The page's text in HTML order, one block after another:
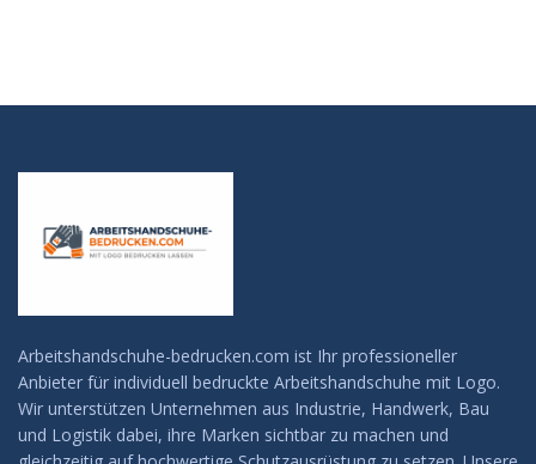
Arbeitshandschuhe-bedrucken.com ist Ihr professioneller
Anbieter für individuell bedruckte Arbeitshandschuhe mit Logo.
Wir unterstützen Unternehmen aus Industrie, Handwerk, Bau
und Logistik dabei, ihre Marken sichtbar zu machen und